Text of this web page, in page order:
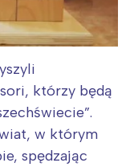
którzy będą
w którym
spędzając